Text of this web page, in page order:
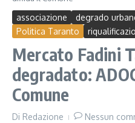
associazione degrado
Politica Taranto
Mercato Fadini
degradato:
Comune
Di Redazione Nessun